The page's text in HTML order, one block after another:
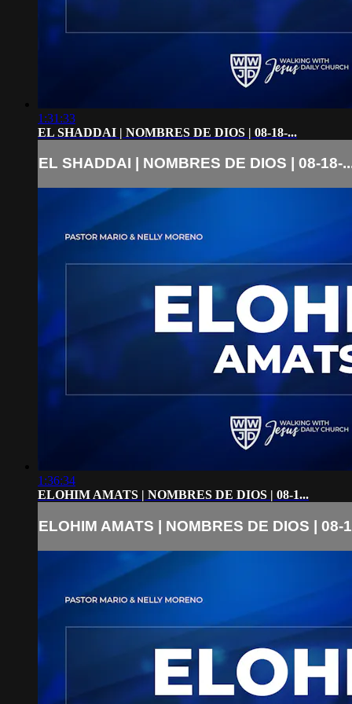
1:31:33
EL SHADDAI | NOMBRES DE DIOS | 08-18-...
EL SHADDAI | NOMBRES DE DIOS | 08-18-
1:36:34
ELOHIM AMATS | NOMBRES DE DIOS | 08-1...
ELOHIM AMATS | NOMBRES DE DIOS | 08-